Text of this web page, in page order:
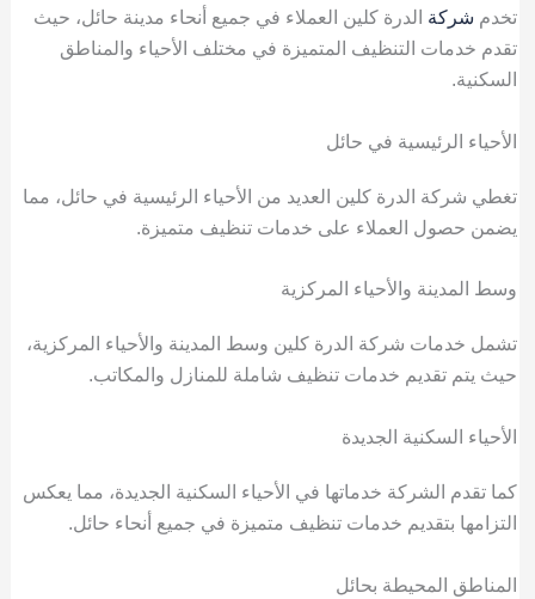
تخدم شركة الدرة كلين العملاء في جميع أنحاء مدينة حائل، حيث
تقدم خدمات التنظيف المتميزة في مختلف الأحياء والمناطق
السكنية.
الأحياء الرئيسية في حائل
تغطي شركة الدرة كلين العديد من الأحياء الرئيسية في حائل، مما
يضمن حصول العملاء على خدمات تنظيف متميزة.
وسط المدينة والأحياء المركزية
تشمل خدمات شركة الدرة كلين وسط المدينة والأحياء المركزية،
حيث يتم تقديم خدمات تنظيف شاملة للمنازل والمكاتب.
الأحياء السكنية الجديدة
كما تقدم الشركة خدماتها في الأحياء السكنية الجديدة، مما يعكس
التزامها بتقديم خدمات تنظيف متميزة في جميع أنحاء حائل.
المناطق المحيطة بحائل